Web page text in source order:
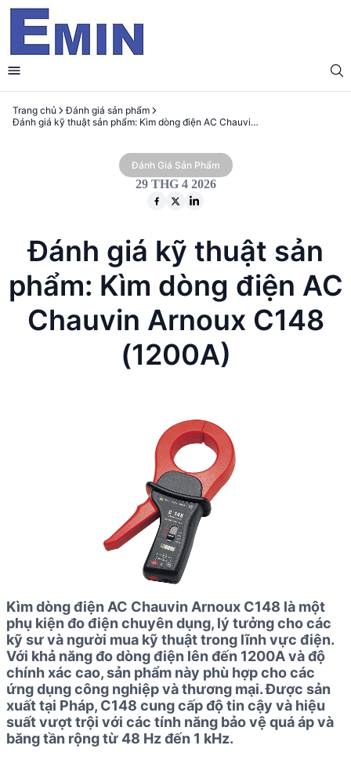
Trang chủ
Đánh giá sản phẩm
Đánh giá kỹ thuật sản phẩm: Kìm dòng điện AC Chauvin Arnoux C148 (1200A)
Đánh Giá Sản Phẩm
29 THG 4 2026
Đánh giá kỹ thuật sản
phẩm: Kìm dòng điện AC
Chauvin Arnoux C148
(1200A)
Kìm dòng điện AC Chauvin Arnoux C148 là một
phụ kiện đo điện chuyên dụng, lý tưởng cho các
kỹ sư và người mua kỹ thuật trong lĩnh vực điện.
Với khả năng đo dòng điện lên đến 1200A và độ
chính xác cao, sản phẩm này phù hợp cho các
ứng dụng công nghiệp và thương mại. Được sản
xuất tại Pháp, C148 cung cấp độ tin cậy và hiệu
suất vượt trội với các tính năng bảo vệ quá áp và
băng tần rộng từ 48 Hz đến 1 kHz.